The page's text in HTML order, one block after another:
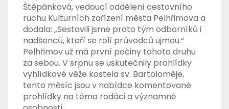
Štěpánková, vedoucí oddělení cestovního
ruchu Kulturních zařízení města Pelhřimova a
dodala: „Sestavili jsme proto tým odborníků i
nadšenců, kteří se rolí průvodců ujmou.“
Pelhřimov už má první počiny tohoto druhu
za sebou. V srpnu se uskutečnily prohlídky
vyhlídkové věže kostela sv. Bartoloměje,
tento měsíc jsou v nabídce komentované
prohlídky na téma rodáci a významné